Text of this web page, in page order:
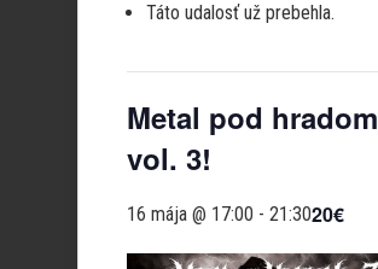
Táto udalosť už prebehla.
Metal pod hradom
vol. 3!
16 mája @ 17:00 - 21:3020€